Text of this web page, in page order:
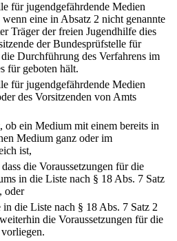
für jugendgefährdende Medien
eine in Absatz 2 nicht genannte
Träger der freien Jugendhilfe dies
der Bundesprüfstelle für
Durchführung des Verfahrens im
für geboten hält.
für jugendgefährdende Medien
des Vorsitzenden von Amts
ob ein Medium mit einem bereits in
Medium ganz oder im
ist,
die Voraussetzungen für die
in die Liste nach § 18 Abs. 7 Satz
oder
die Liste nach § 18 Abs. 7 Satz 2
die Voraussetzungen für die